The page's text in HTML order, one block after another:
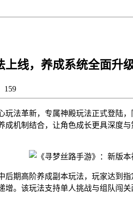
线，养成系统全面升级
159
玩法革新，专属神殿玩法正式登陆
机制结合，让角色成长更具深度
后期高阶养成副本玩法，玩家达到
。该玩法支持单人挑战与组队闯